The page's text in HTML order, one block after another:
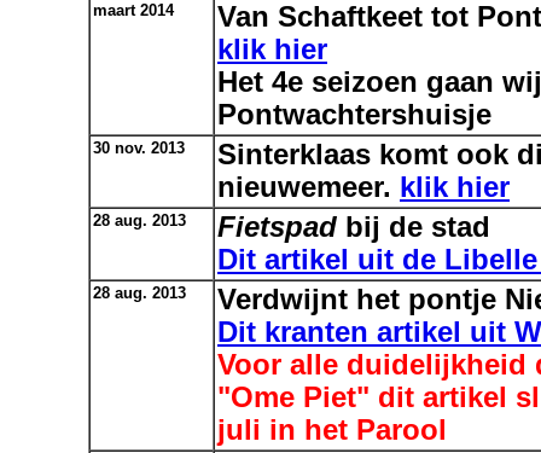
maart 2014
Van Schaftkeet tot
klik hier
Het 4e seizoen gaan
Pontwachtershuisje
30 nov. 2013
Sinterklaas komt ook
nieuwemeer. klik hier
28 aug. 2013 Fietspad bij de stad
Dit artikel uit de
28 aug. 2013
Verdwijnt het pontje
Dit kranten artikel uit
Voor alle duidelijkheid
"Ome Piet" dit artikel
juli in het Parool